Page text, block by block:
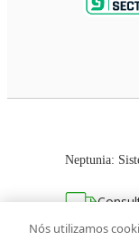
Neptunia:
As
Nós utilizamos